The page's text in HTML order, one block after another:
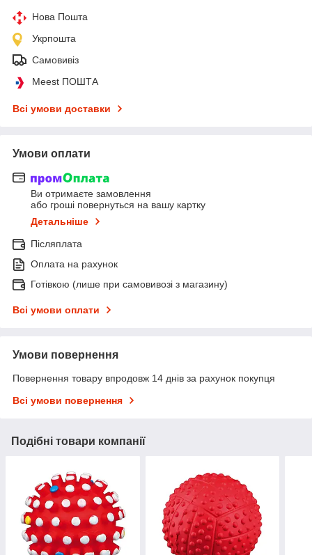
Нова Пошта
Укрпошта
Самовивіз
Meest ПОШТА
Всі умови доставки
Умови оплати
Ви отримаєте замовлення
або гроші повернуться на вашу картку
Детальніше
Післяплата
Оплата на рахунок
Готівкою (лише при самовивозі з магазину)
Всі умови оплати
Умови повернення
Повернення товару впродовж 14 днів за рахунок покупця
Всі умови повернення
Подібні товари компанії